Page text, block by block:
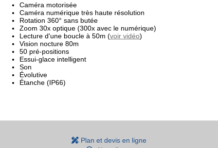
Caméra motorisée
Caméra numérique très haute résolution
Rotation 360° sans butée
Zoom 30x optique (300x avec le numérique)
Lecture d'une boucle à 50m (voir vidéo)
Vision nocture 80m
50 pré-positions
Essui-glace intelligent
Son
Évolutive
Étanche (IP66)
Plan et devis en ligne